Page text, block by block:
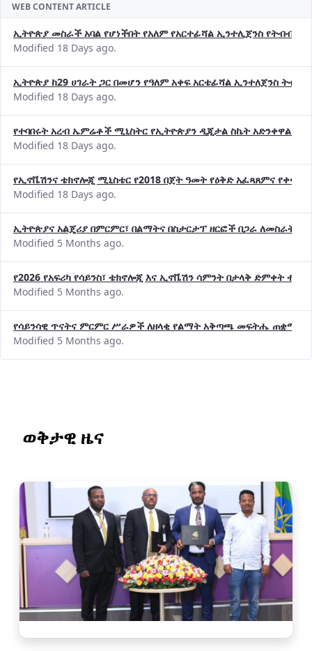
WEB CONTENT ARTICLE
ኢትዮጵያ መስራች አባል የሆነችበት የአለም የአርተፊሻል ኢንተሊጀንስ የትብብር
Modified 18 Days ago.
ኢትዮጵያ ከ29 ሀገራት ጋር በመሆን የዓለም አቀፍ አርቴፊሻል ኢንተለጀንስ
Modified 18 Days ago.
የተባበሩት አረብ ኤምሬቶች ሚኒስትር የኢትዮጵያን ዲጂታል ስኬት አድንቀዋል
Modified 18 Days ago.
የኢኖቬሽንና ቴክኖሎጂ ሚኒስቴር የ2018 በጀት ዓመት የዕቅድ አፈጻጸምና
Modified 18 Days ago.
ኢትዮጵያና አልጄሪያ በምርምር፣ በልማትና በስታርታፕ ዘርፎች በጋራ ለመስራት
Modified 5 Months ago.
የ2026 የአፍሪካ የሳይንስ፣ ቴክኖሎጂ እና ኢኖቬሽን ሳምንት በታላቅ ድምቀት
Modified 5 Months ago.
የሳይንሳዊ ጥናትና ምርምር ሥራዎች ለዘላቂ የልማት አቅጣጫ መፍትሔ ጠቋሚ
Modified 5 Months ago.
ወቅታዊ ዜና